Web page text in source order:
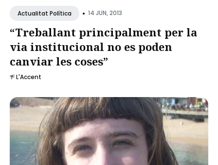
Actualitat Política • 14 JUN, 2013
“Treballant principalment per la
via institucional no es poden
canviar les coses”
L'Accent